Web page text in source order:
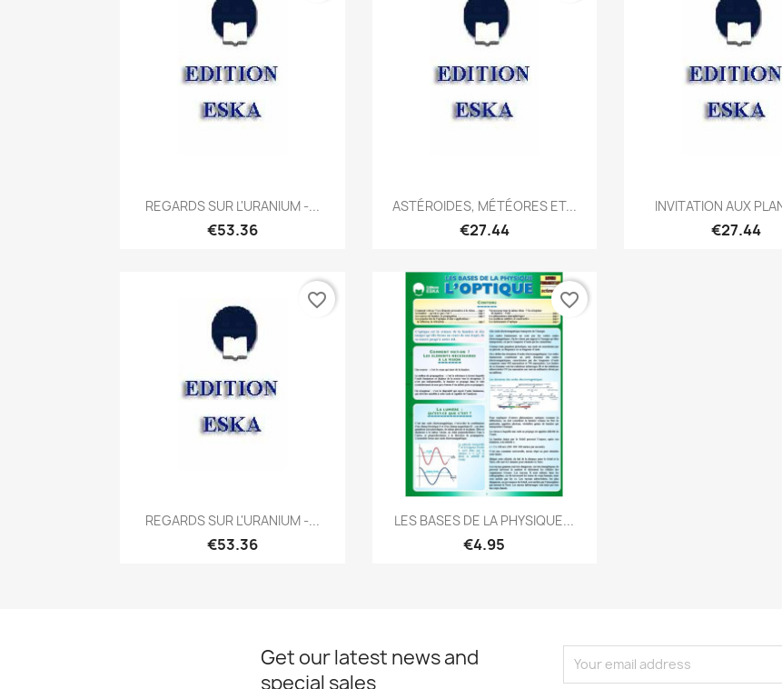
Quick view
REGARDS SUR L'URANIUM -...
€53.36
Quick view
ASTÉROIDES, MÉTÉORES ET...
€27.44
Quick
INVITATION AUX
€27.44
Quick view
REGARDS SUR L'URANIUM -...
€53.36
favorite_border
Quick view
LES BASES DE LA PHYSIQUE...
€4.95
favorite_border
Get our latest news and
special sales